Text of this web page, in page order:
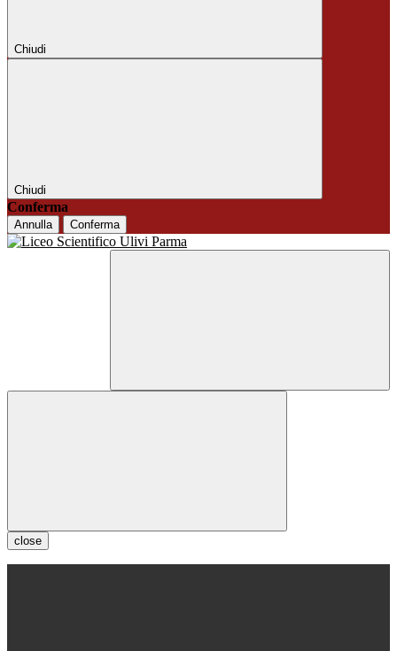
Chiudi
Chiudi
Conferma
Annulla Conferma
close